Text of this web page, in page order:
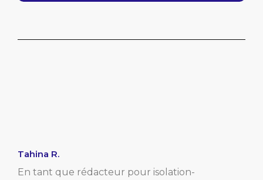
Tahina R.
En tant que rédacteur pour isolation-